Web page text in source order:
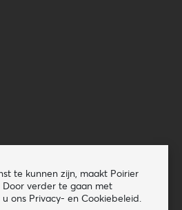
te kunnen zijn, maakt Poirier
Door verder te gaan met
ons Privacy- en Cookiebeleid.